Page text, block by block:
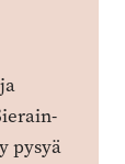
pysyä